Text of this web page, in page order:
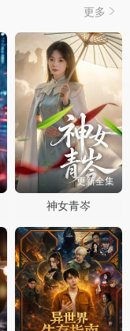
更多
更新全集
神女青岑